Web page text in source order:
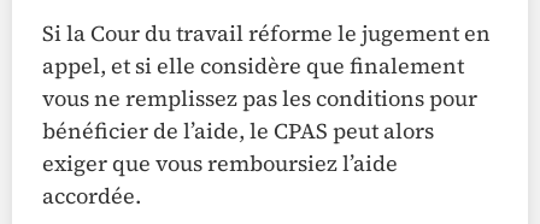
Si la Cour du travail réforme le jugement en
appel, et si elle considère que finalement
vous ne remplissez pas les conditions pour
bénéficier de l’aide, le CPAS peut alors
exiger que vous remboursiez l’aide
accordée.